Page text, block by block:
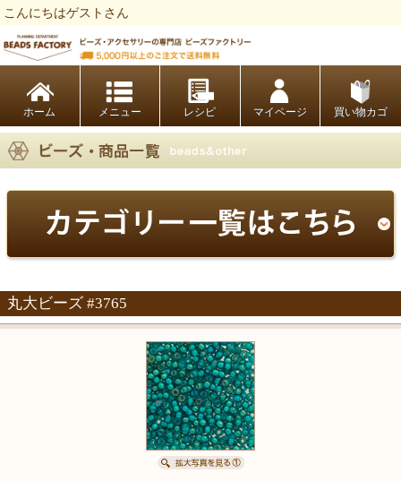
こんにちはゲストさん
ホーム レシピ マイページ 買い物カゴ
丸大ビーズ #3765